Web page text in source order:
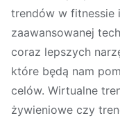
trendów w fitnessie
zaawansowanej
coraz lepszych
które będą nam
celów. Wirtualne
żywieniowe czy